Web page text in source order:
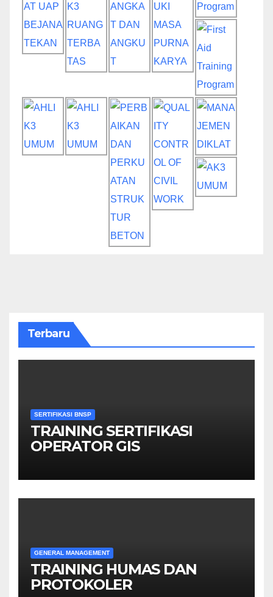
Terbaru
SERTIFIKASI BNSP
TRAINING SERTIFIKASI
OPERATOR GIS
GENERAL MANAGEMENT
TRAINING HUMAS DAN
PROTOKOLER